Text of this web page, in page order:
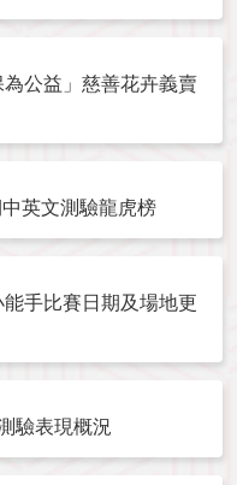
公益」慈善花卉義賣
英文測驗龍虎榜
手比賽日期及場地更
驗表現概況